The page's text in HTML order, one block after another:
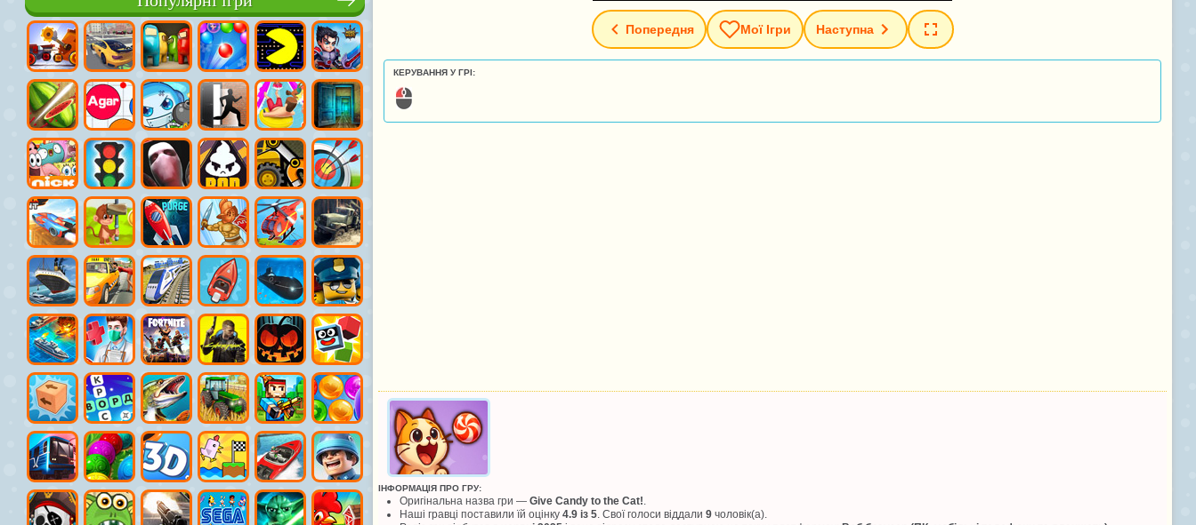
Попередня Мої Ігри Наступна
КЕРУВАННЯ У ГРІ:
ІНФОРМАЦІЯ ПРО ГРУ:
Оригінальна назва гри — Give Candy to the Cat!
Наші гравці поставили їй оцінку 4.9 із 5 . Свої голоси віддали 9 чоловік(а).